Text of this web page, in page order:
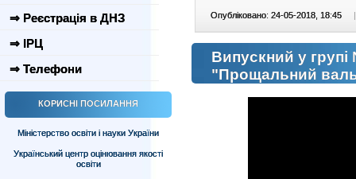
⇒ Реєстрація в ДНЗ
⇒ ІРЦ
⇒ Телефони
КОРИСНІ ПОСИЛАННЯ
Міністерство освіти і науки України
Український центр оцінювання якості
освіти
Опубліковано: 24-05-2018, 18:45 |
Випускний у
"Прощальний